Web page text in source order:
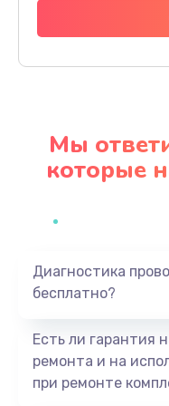
Мы
которые
Диагностика
бесплатно?
Есть ли гарантия
ремонта и на
при ремонте